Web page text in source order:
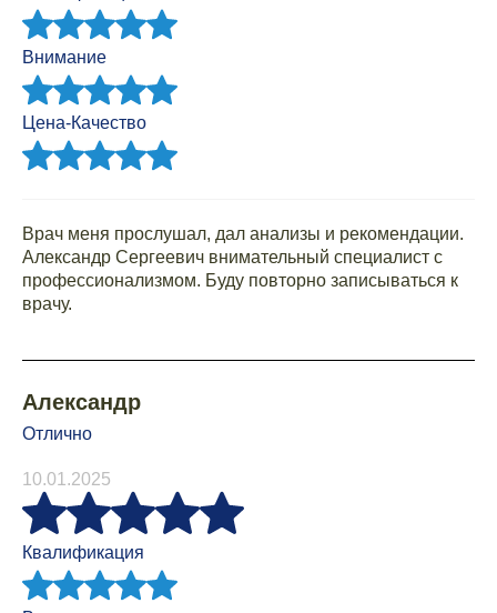
Внимание
Цена-Качество
Врач меня прослушал, дал анализы и рекомендации.
Александр Сергеевич внимательный специалист с
профессионализмом. Буду повторно записываться к
врачу.
Александр
Отлично
10.01.2025
Квалификация